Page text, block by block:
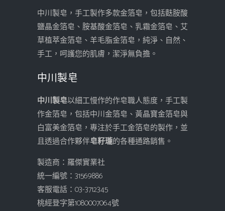
中川製皂，手工製作多款金箔皂，包括麩胺酸
鹽晶金箔皂、胺基酸金箔皂、乳霜金箔皂、艾
草植萃金箔皂、羊毛脂金箔皂，純淨、自然、
手工，呵護您的肌膚，潔淨無負擔。
中川製皂
中川製皂以細工慢作的作皂職人態度，手工製
作金箔皂，包括中川金箔皂、黃晶寶金箔皂與
白富美金箔皂，專注於手工金箔皂的製作，並
且透過合作夥伴皂籽瓏的各種通路銷售。
製造商：羅傑實業社
統一編號：31569886
客服電話：03-3712345
桃經登字第1080007064號